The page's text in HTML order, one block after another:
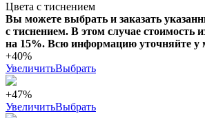
Цвета с тиснением
Вы можете выбрать и заказать
с тиснением. В этом случае стоимость
на 15%. Всю информацию уточняйте у
+40%
УвеличитьВыбрать
+47%
УвеличитьВыбрать